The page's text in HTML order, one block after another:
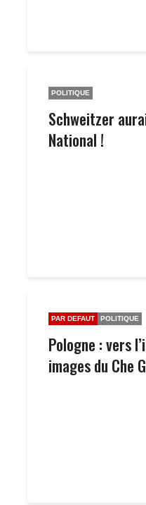
POLITIQUE
Schweitzer
National !
PAR DEFAUT POLITIQUE
Pologne : vers
images du Che